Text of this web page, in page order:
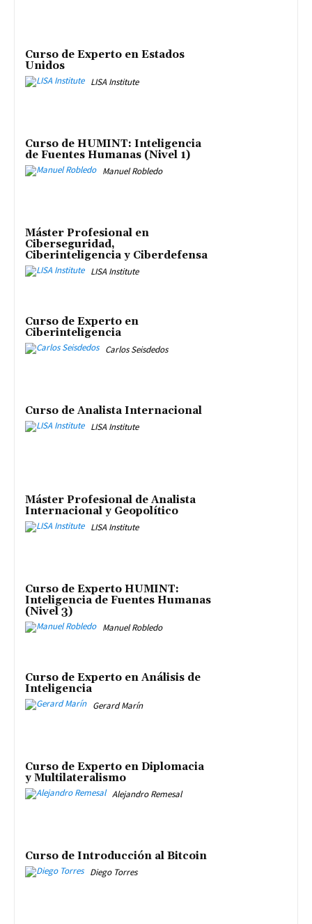
Curso de Experto en Estados
Unidos
LISA Institute
Curso de HUMINT: Inteligencia
de Fuentes Humanas (Nivel 1)
Manuel Robledo
Máster Profesional en
Ciberseguridad,
Ciberinteligencia y Ciberdefensa
LISA Institute
Curso de Experto en
Ciberinteligencia
Carlos Seisdedos
Curso de Analista Internacional
LISA Institute
Máster Profesional de Analista
Internacional y Geopolítico
LISA Institute
Curso de Experto HUMINT:
Inteligencia de Fuentes Humanas
(Nivel 3)
Manuel Robledo
Curso de Experto en Análisis de
Inteligencia
Gerard Marín
Curso de Experto en Diplomacia
y Multilateralismo
Alejandro Remesal
Curso de Introducción al Bitcoin
Diego Torres